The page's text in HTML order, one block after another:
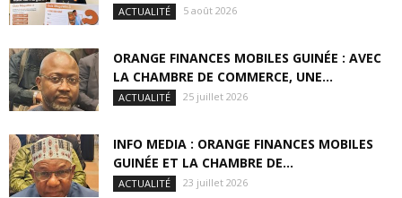
ACTUALITÉ 5 août 2026
ORANGE FINANCES MOBILES GUINÉE : AVEC
LA CHAMBRE DE COMMERCE, UNE...
ACTUALITÉ 25 juillet 2026
INFO MEDIA : ORANGE FINANCES MOBILES
GUINÉE ET LA CHAMBRE DE...
ACTUALITÉ 23 juillet 2026